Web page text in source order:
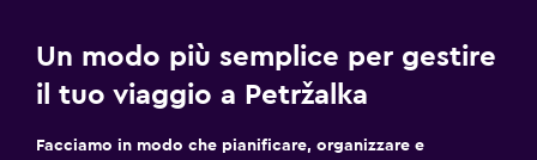
Un modo più semplice per gestire
il tuo viaggio a Petržalka
Facciamo in modo che pianificare, organizzare e